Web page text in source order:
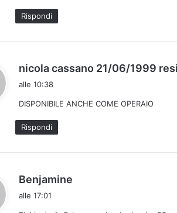
Rispondi
nicola cassano 21/06/1999
alle 10:38
DISPONIBILE ANCHE COME OPERAIO
Rispondi
Benjamine
alle 17:01